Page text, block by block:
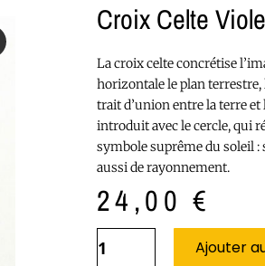
Croix Celte
La croix celte concrétise
horizontale le plan terrestre,
trait d’union entre la terre
introduit avec le cercle, qui
symbole suprême du soleil :
aussi de rayonnement.
24,00€
Ajouter